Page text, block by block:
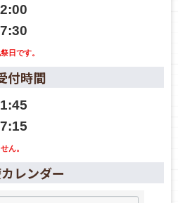
日です。
付時間
ん。
レンダー